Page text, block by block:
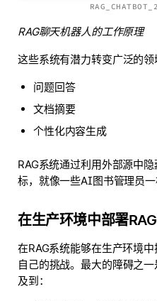
RAG聊天机器人的工作原理
这些系统有潜力转变广泛的领
问题回答
文档摘要
个性化内容生成
RAG系统通过利用外部源中
标，就像一些AI图书管理员一
在生产环境中部署
在RAG系统能够在生产环境
自己的挑战。最大的障碍之
及到：